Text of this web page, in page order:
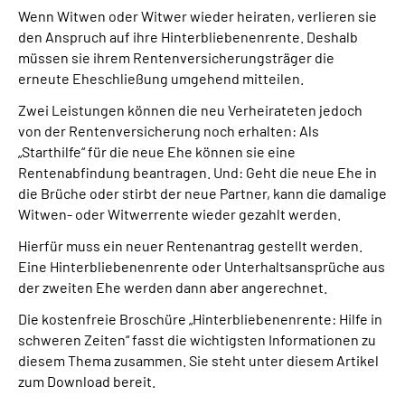
Suche
Inhalte in Gebärdensprache (DGS)
Leichte Sprache
Mein Kundenportal
Wenn Witwen oder Witwer wieder heiraten, verlieren sie
den Anspruch auf ihre Hinterbliebenenrente. Deshalb
müssen sie ihrem Rentenversicherungsträger die
erneute Eheschließung umgehend mitteilen.
Zwei Leistungen können die neu Verheirateten jedoch
von der Rentenversicherung noch erhalten: Als
„Starthilfe“ für die neue Ehe können sie eine
Rentenabfindung beantragen. Und: Geht die neue Ehe in
die Brüche oder stirbt der neue Partner, kann die damalige
Witwen- oder Witwerrente wieder gezahlt werden.
Hierfür muss ein neuer Rentenantrag gestellt werden.
Eine Hinterbliebenenrente oder Unterhaltsansprüche aus
der zweiten Ehe werden dann aber angerechnet.
Die kostenfreie Broschüre „Hinterbliebenenrente: Hilfe in
schweren Zeiten“ fasst die wichtigsten Informationen zu
diesem Thema zusammen. Sie steht unter diesem Artikel
zum Download bereit.